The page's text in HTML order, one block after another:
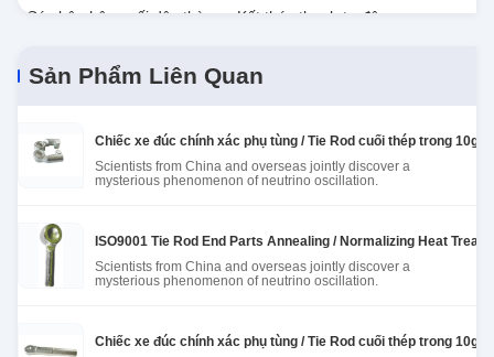
properly!""The Pico 4's visual clarity is fantastic
adjustment is smooth, and finding that sweet spot
Các bộ phận cuối dây thừng, Kết thúc thanh tự động
Sản Phẩm Liên Quan
Chiếc xe đúc chính xác phụ tùng / Tie Rod cuối thép trong 10g
Scientists from China and overseas jointly discover a
mysterious phenomenon of neutrino oscillation.
ISO9001 Tie Rod End Parts Annealing / Normalizing Heat
Scientists from China and overseas jointly discover a
mysterious phenomenon of neutrino oscillation.
Chiếc xe đúc chính xác phụ tùng / Tie Rod cuối thép trong 10g